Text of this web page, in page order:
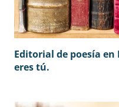
Editorial de poesía
eres tú.